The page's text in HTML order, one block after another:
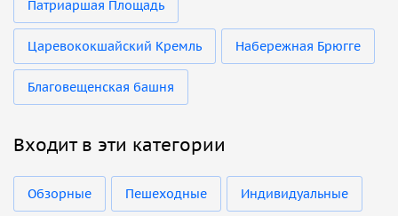
Патриаршая Площадь
Царевококшайский Кремль Набережная Брюгге
Благовещенская башня
Входит в эти категории
Обзорные Пешеходные Индивидуальные